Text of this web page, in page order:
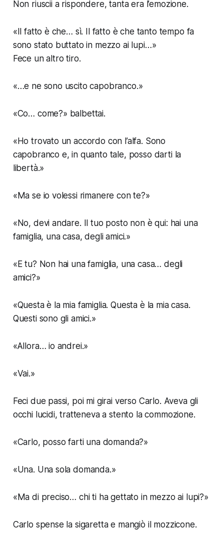
Non riuscii a rispondere, tanta era l’emozione.
«Il fatto è che… sì. Il fatto è che tanto tempo fa
sono stato buttato in mezzo ai lupi…»
Fece un altro tiro.
«…e ne sono uscito capobranco.»
«Co… come?» balbettai.
«Ho trovato un accordo con l’alfa. Sono
capobranco e, in quanto tale, posso darti la
libertà.»
«Ma se io volessi rimanere con te?»
«No, devi andare. Il tuo posto non è qui: hai una
famiglia, una casa, degli amici.»
«E tu? Non hai una famiglia, una casa… degli
amici?»
«Questa è la mia famiglia. Questa è la mia casa.
Questi sono gli amici.»
«Allora… io andrei.»
«Vai.»
Feci due passi, poi mi girai verso Carlo. Aveva gli
occhi lucidi, tratteneva a stento la commozione.
«Carlo, posso farti una domanda?»
«Una. Una sola domanda.»
«Ma di preciso… chi ti ha gettato in mezzo ai lupi?»
Carlo spense la sigaretta e mangiò il mozzicone.